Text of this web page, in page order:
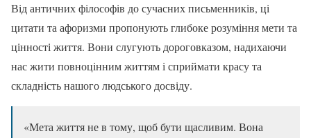
Від античних філософів до сучасних письменників, ці
цитати та афоризми пропонують глибоке розуміння мети та
цінності життя. Вони слугують дороговказом, надихаючи
нас жити повноцінним життям і сприймати красу та
складність нашого людського досвіду.
«Мета життя не в тому, щоб бути щасливим. Вона